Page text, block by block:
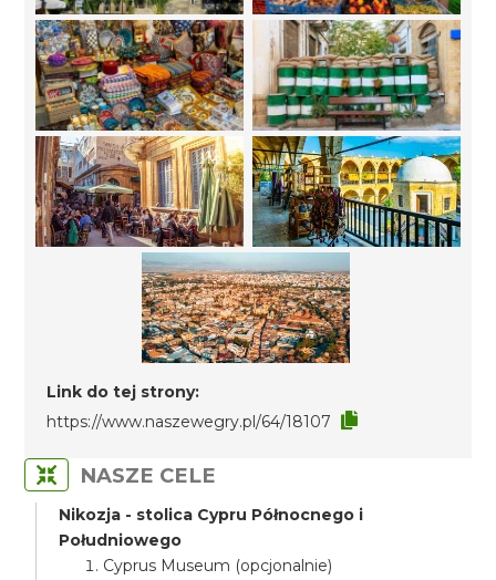
Link do tej strony:
https://www.naszewegry.pl/64/18107
NASZE CELE
Nikozja - stolica Cypru Północnego i
Południowego
Cyprus Museum (opcjonalnie)